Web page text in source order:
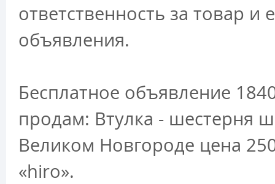
ответственность за товар и
объявления.
Бесплатное объявление
продам: Втулка - шестерня
Великом Новгороде цена
«hiro».